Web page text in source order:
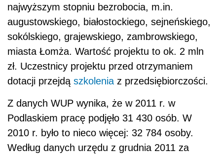
najwyższym stopniu bezrobocia, m.in.
augustowskiego, białostockiego, sejneńskiego,
sokólskiego, grajewskiego, zambrowskiego,
miasta Łomża. Wartość projektu to ok. 2 mln
zł. Uczestnicy projektu przed otrzymaniem
dotacji przejdą szkoleniaz przedsiębiorczości.
Z danych WUP wynika, że w 2011 r. w
Podlaskiem pracę podjęło 31 430 osób. W
2010 r. było to nieco więcej: 32 784 osoby.
Według danych urzędu z grudnia 2011 za